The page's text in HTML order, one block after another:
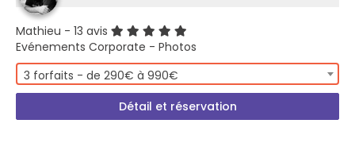
Mathieu - 13 avis
Evénements Corporate - Photos
3 forfaits - de 290€ à 990€
Détail et réservation